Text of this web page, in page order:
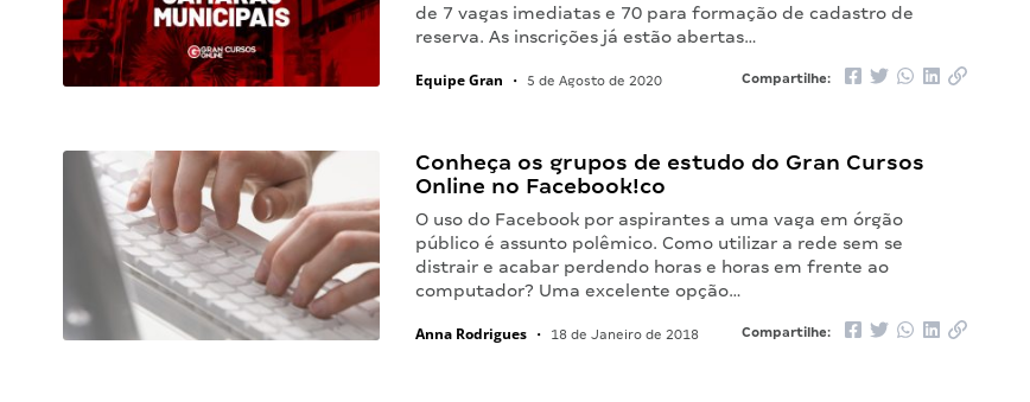
de 7 vagas imediatas e 70 para formação de cadastro de
reserva. As inscrições já estão abertas…
Equipe Gran • 5 de Agosto de 2020 Compartilhe:
Conheça os grupos de estudo do Gran Cursos
Online no Facebook!co
O uso do Facebook por aspirantes a uma vaga em órgão
público é assunto polêmico. Como utilizar a rede sem se
distrair e acabar perdendo horas e horas em frente ao
computador? Uma excelente opção…
Anna Rodrigues • 18 de Janeiro de 2018 Compartilhe: